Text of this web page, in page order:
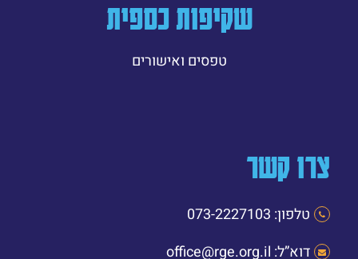
שקיפות כספית
טפסים ואישורים
צרו קשר
טלפון: 073-2227103
דוא”ל: office@rge.org.il